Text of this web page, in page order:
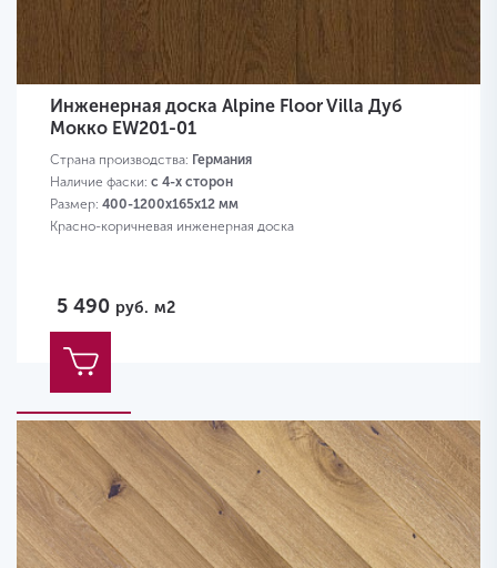
Инженерная доска Alpine Floor Villa Дуб
Мокко EW201-01
Страна производства: Германия
Наличие фаски: с 4-х сторон
Размер: 400-1200х165х12 мм
Красно-коричневая инженерная доска
5 490 руб. м2